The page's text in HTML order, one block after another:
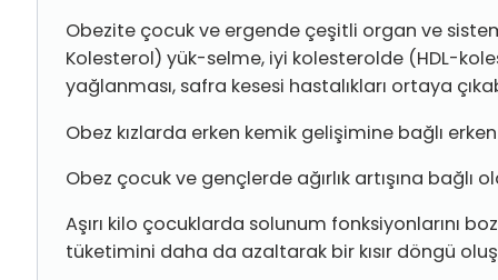
Obezite çocuk ve ergende çeşitli organ ve
Kolesterol) yük-selme, iyi kolesterolde (HDL-
yağlanması, safra kesesi hastalıkları ortaya
Obez kızlarda erken kemik gelişimine bağlı
Obez çocuk ve gençlerde ağırlık artışına
Aşırı kilo çocuklarda solunum fonksiyonlarını
tüketimini daha da azaltarak bir kısır döngü